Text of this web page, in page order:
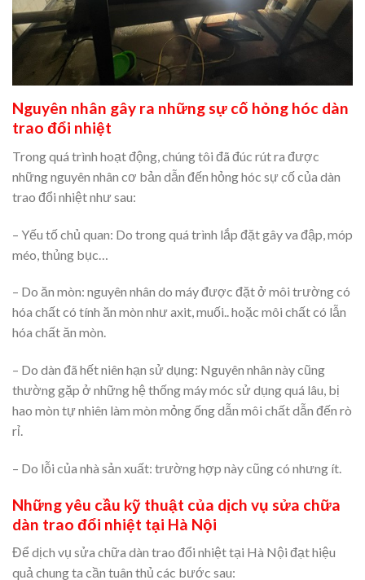
Nguyên nhân gây ra những sự cố hỏng hóc dàn
trao đổi nhiệt
Trong quá trình hoạt động, chúng tôi đã đúc rút ra được
những nguyên nhân cơ bản dẫn đến hỏng hóc sự cố của dàn
trao đổi nhiệt như sau:
– Yếu tố chủ quan: Do trong quá trình lắp đặt gây va đập, móp
méo, thủng bục…
– Do ăn mòn: nguyên nhân do máy được đặt ở môi trường có
hóa chất có tính ăn mòn như axit, muối.. hoặc môi chất có lẫn
hóa chất ăn mòn.
– Do dàn đã hết niên hạn sử dụng: Nguyên nhân này cũng
thường gặp ở những hệ thống máy móc sử dụng quá lâu, bị
hao mòn tự nhiên làm mòn mỏng ống dẫn môi chất dẫn đến rò
rỉ.
– Do lỗi của nhà sản xuất: trường hợp này cũng có nhưng ít.
Những yêu cầu kỹ thuật của dịch vụ sửa chữa
dàn trao đổi nhiệt tại Hà Nội
Để dịch vụ sửa chữa dàn trao đổi nhiệt tại Hà Nội đạt hiệu
quả chung ta cần tuân thủ các bước sau: